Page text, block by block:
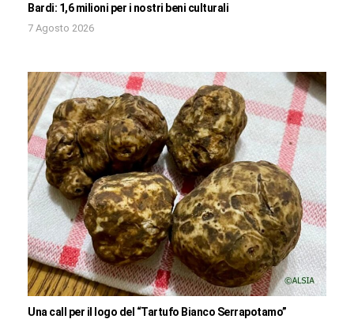
Bardi: 1,6 milioni per i nostri beni culturali
7 Agosto 2026
Una call per il logo del “Tartufo Bianco Serrapotamo”